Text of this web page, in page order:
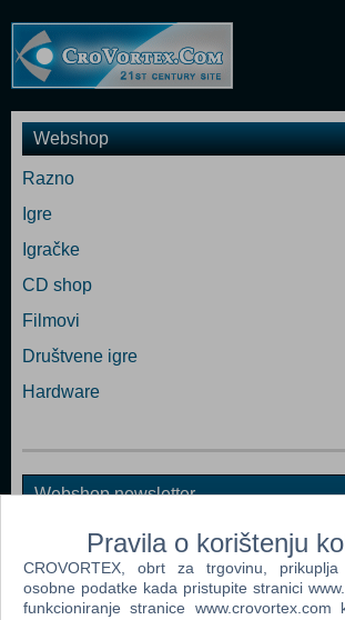
Webshop
Razno
Igre
Igračke
CD shop
Filmovi
Društvene igre
Hardware
Webshop newsletter
Ime i prezimePravila o korištenju
CROVORTEX, obrt za trgovinu,
osobne podatke kada pristupite stranici
funkcioniranje stranice www.crovortex.com